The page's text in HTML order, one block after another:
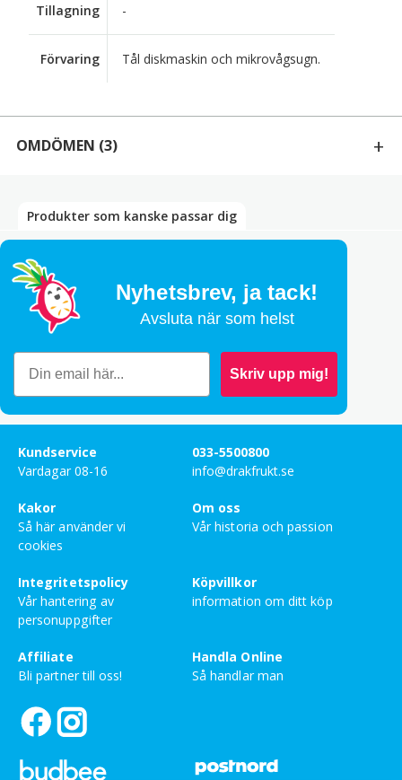
Tillagning -
Förvaring Tål diskmaskin och mikrovågsugn.
OMDÖMEN (3)
Jessica Preuss–april 22, 2026
Maria Franzén mars 27, 2025
Snabb leverans och bra packat! Så fina skålar!
Kristin Sundström–december 30, 2024
Din e-postadress kommer inte publiceras.
fält är märkta*
Ditt betyg
Din recension
Namn
Produkter som kanske passar dig
Nyhetsbrev, ja tack!
Avsluta när som helst
Skriv upp mig!
Kundservice
Vardagar 08-16
033-5500800
info@drakfrukt.se
Kakor
Så här använder vi
cookies
Om oss
Vår historia och passion
Integritetspolicy
Vår hantering av
personuppgifter
Köpvillkor
information om ditt köp
Affiliate
Bli partner till oss!
Handla Online
Så handlar man